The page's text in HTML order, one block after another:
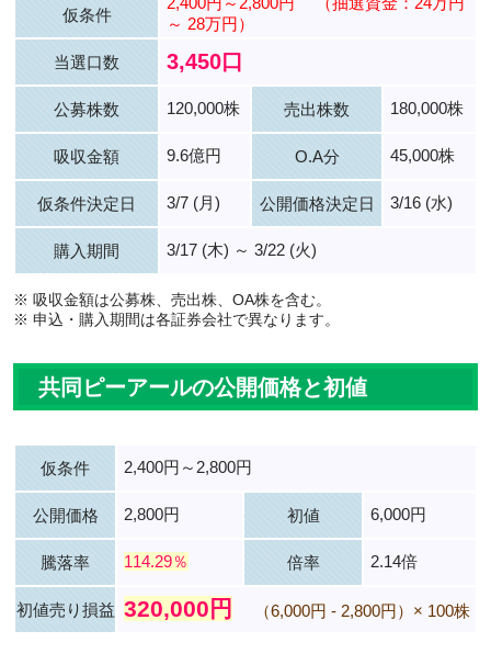
仮条件
～ 28万円）
当選口数 3,450口
公募株数 120,000株 売出株数 180,000株
吸収金額 9.6億円 O.A分 45,000株
仮条件決定日 3/7 (月) 公開価格決定日 3/16 (水)
購入期間 3/17 (木) ～ 3/22 (火)
※ 吸収金額は公募株、売出株、OA株を含む。
※ 申込・購入期間は各証券会社で異なります。
共同ピーアールの公開価格と初値
仮条件 2,400円～2,800円
公開価格 2,800円 初値 6,000円
騰落率 114.29％ 倍率 2.14倍
初値売り損益 320,000円 （6,000円 - 2,800円）× 100株